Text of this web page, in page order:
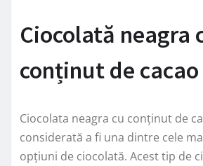
Ciocolată neagra
conținut de
Ciocolata neagra cu conținut de
considerată a fi una dintre cele
opțiuni de ciocolată. Acest tip de